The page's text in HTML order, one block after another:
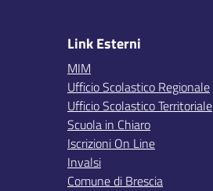
Link Esterni
MIM
Ufficio Scolastico Regionale
Ufficio Scolastico Territoriale
Scuola in Chiaro
Iscrizioni On Line
Invalsi
Comune di Brescia